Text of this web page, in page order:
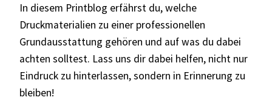
In diesem Printblog erfährst du, welche
Druckmaterialien zu einer professionellen
Grundausstattung gehören und auf was du dabei
achten solltest. Lass uns dir dabei helfen, nicht nur
Eindruck zu hinterlassen, sondern in Erinnerung zu
bleiben!